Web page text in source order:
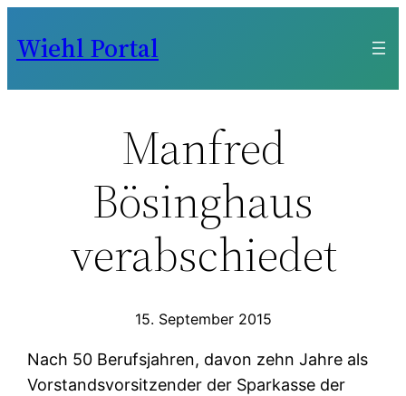
Inhalt
Wiehl Portal
Manfred
Bösinghaus
verabschiedet
15. September 2015
Nach 50 Berufsjahren, davon zehn Jahre als
Vorstandsvorsitzender der Sparkasse der